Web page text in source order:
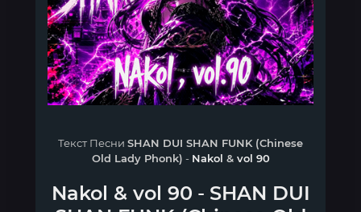
Текст Песни SHAN DUI SHAN FUNK (Chinese
Old Lady Phonk) - Nakol & vol 90
Nakol & vol 90 - SHAN DUI